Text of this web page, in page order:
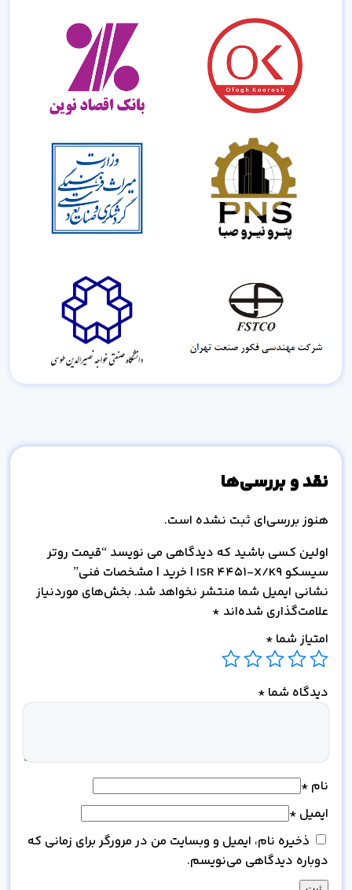
نقد و بررسی‌ها
هنوز بررسی‌ای ثبت نشده است.
اولین کسی باشید که دیدگاهی می نویسد “قیمت روتر
سیسکو ISR 4451-X/K9 | خرید | مشخصات فنی”
نشانی ایمیل شما منتشر نخواهد شد. بخش‌های موردنیاز
علامت‌گذاری شده‌اند *
امتیاز شما *
دیدگاه شما *
نام *
ایمیل *
ذخیره نام، ایمیل و وبسایت من در مرورگر برای زمانی که
دوباره دیدگاهی می‌نویسم.